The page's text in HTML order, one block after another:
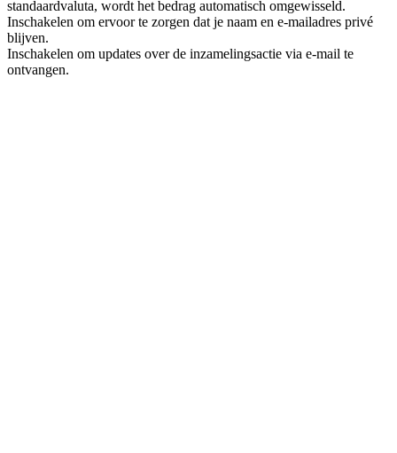
standaardvaluta, wordt het bedrag automatisch omgewisseld.
Inschakelen om ervoor te zorgen dat je naam en e-mailadres privé
blijven.
Inschakelen om updates over de inzamelingsactie via e-mail te
ontvangen.